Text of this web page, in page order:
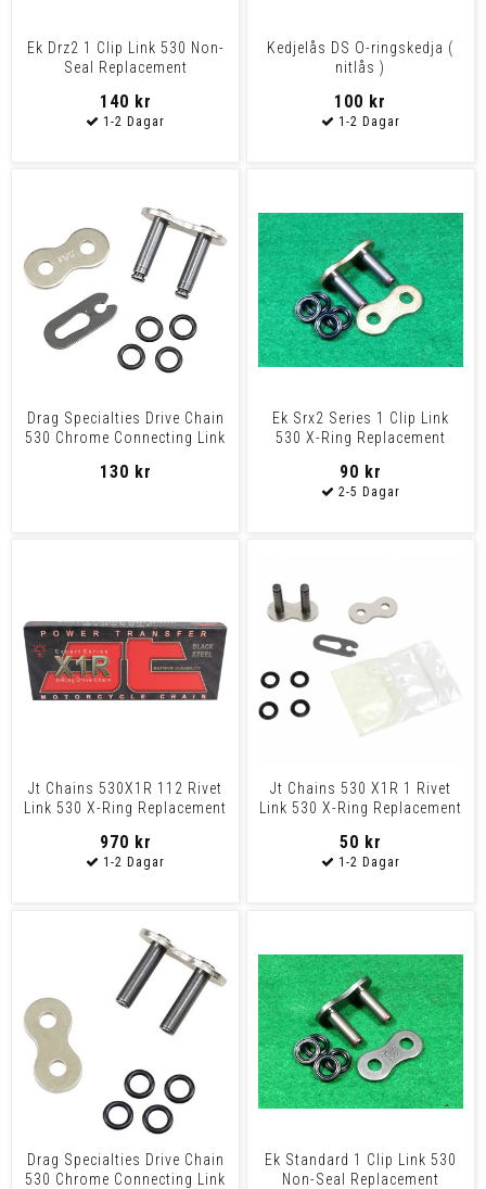
Ek Drz2 1 Clip Link 530 Non-
Seal Replacement
140 kr
Kedjelås DS O-ringskedja (
nitlås )
100 kr
Drag Specialties Drive Chain
530 Chrome Connecting Link
130 kr
Ek Srx2 Series 1 Clip Link
530 X-Ring Replacement
90 kr
Jt Chains 530X1R 112 Rivet
Link 530 X-Ring Replacement
970 kr
Jt Chains 530 X1R 1 Rivet
Link 530 X-Ring Replacement
50 kr
Drag Specialties Drive Chain
530 Chrome Connecting Link
Ek Standard 1 Clip Link 530
Non-Seal Replacement